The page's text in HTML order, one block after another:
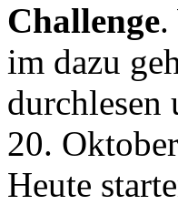
Challenge.
im dazu
durchlesen
20.
Heute